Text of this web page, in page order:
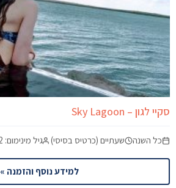
סקיי לגון – Sky Lagoon
כל השנה שעתיים (כרטיס בסיסי) גיל מינימום: 12
למידע נוסף והזמנה »